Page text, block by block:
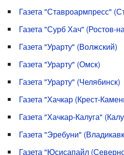
Газета "Ставроармпресс"
Газета "Сурб Хач" (Ростов-
Газета "Урарту" (Волжский)
Газета "Урарту" (Омск)
Газета "Урарту" (Челябинск)
Газета "Хачкар (Крест-
Газета "Хачкар-Калуга"
Газета "Эребуни"
Газета "Юсисапайл